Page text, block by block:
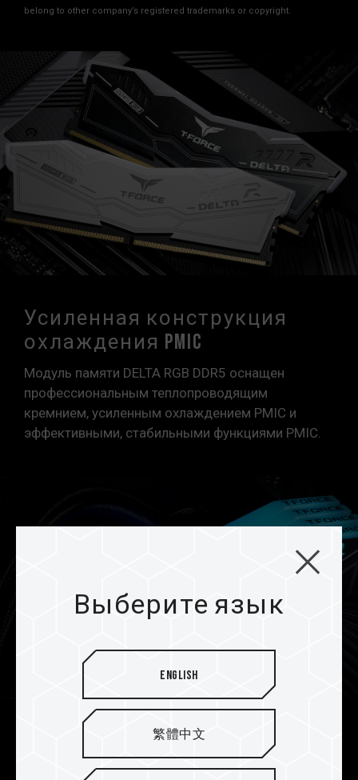
belong to other company’s registered trademarks or copyright.
Усиленная конструкция
охлаждения PMIC
Модуль памяти DELTA RGB DDR5 оснащен
профессиональным теплопроводящим
кремнием, усиленным охлаждением PMIC и
эффективными, стабильными функциями PMIC.
Встроенная функция ECC для
стабильной работы
Выберите язык
English
繁體中文